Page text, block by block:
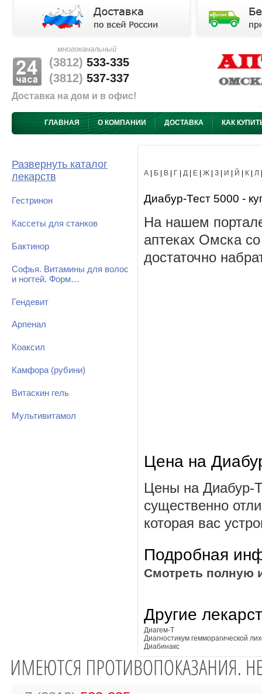
многоканальный
(3812) 533-335
(3812) 537-337
Доставка на дом и в офис!
ГЛАВНАЯ О КОМПАНИИ ДОСТАВКА КАК
Развернуть каталог
лекарств
Гестринон
Кассеты для станков
Бактинор
Софья. Витамины для волос
и ногтей. Форм…
Гендевит
Арпенал
Коаксил
Камфора (рубини)
Витаскин гель
Мультивитамол
А Б В Г Д Е Ж З И Й К Л
Диабур-Тест 5000 -
На нашем
аптеках Омска
достаточно
Цена на
Цены на Диабур-
существенно
которая вас
Подробная
Смотреть полную
Другие
Диагем-Т
Диагностикум гемморагической
Диабинакс